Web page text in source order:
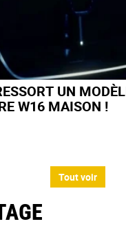
UN
W16 MAISON !
Tout voir